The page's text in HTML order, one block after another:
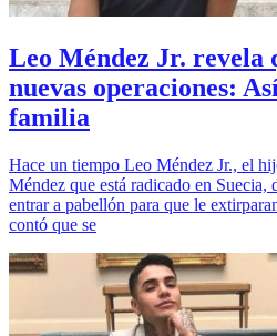
Leo Méndez Jr. revela
nuevas operaciones:
familia
Hace un tiempo Leo Méndez Jr., el
Méndez que está radicado en Suecia,
entrar a pabellón para que le
contó que se